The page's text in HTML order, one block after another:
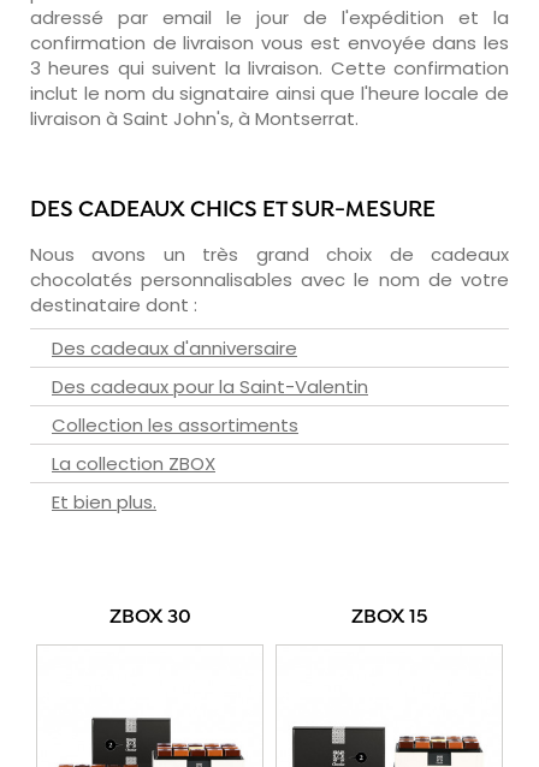
adressé par email le jour de l'expédition et la
confirmation de livraison vous est envoyée dans les
3 heures qui suivent la livraison. Cette confirmation
inclut le nom du signataire ainsi que l'heure locale de
livraison à Saint John's, à Montserrat.
DES CADEAUX CHICS ET SUR-MESURE
Nous avons un très grand choix de cadeaux
chocolatés personnalisables avec le nom de votre
destinataire dont :
Des cadeaux d'anniversaire
Des cadeaux pour la Saint-Valentin
Collection les assortiments
La collection ZBOX
Et bien plus.
ZBOX 30 ZBOX 15